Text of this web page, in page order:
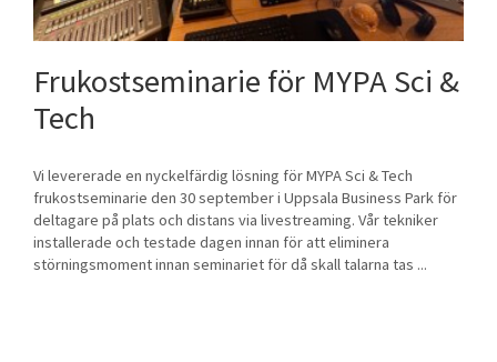
Frukostseminarie för MYPA Sci &
Tech
Vi levererade en nyckelfärdig lösning för MYPA Sci & Tech
frukostseminarie den 30 september i Uppsala Business Park för
deltagare på plats och distans via livestreaming. Vår tekniker
installerade och testade dagen innan för att eliminera
störningsmoment innan seminariet för då skall talarna tas ...